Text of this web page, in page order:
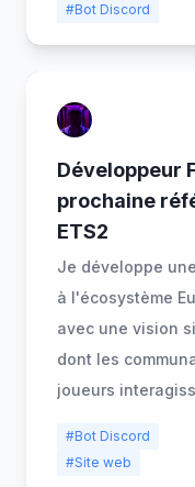
#Bot Discord
Développeur
prochaine
ETS2
Je développe
à l'écosystème
avec une vision
dont les
joueurs
#Bot Discord
#Site web